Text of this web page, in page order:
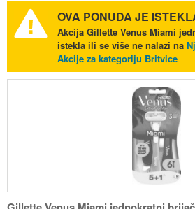
OVA PONUDA JE
Akcija Gillette Venus Miami
istekla ili se više ne nalazi na
Akcije za kategoriju Britvice